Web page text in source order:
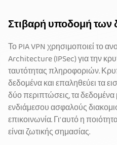
Στιβαρή υποδομή των
Το PIA VPN χρησιμοποιεί το
Architecture (IPSec) για την
ταυτότητας πληροφοριών.
δεδομένα και επαληθεύει τα
δύο περιπτώσεις, τα
ενδιάμεσου ασφαλούς
επικοινωνία. Γι' αυτό η
είναι ζωτικής σημασίας.